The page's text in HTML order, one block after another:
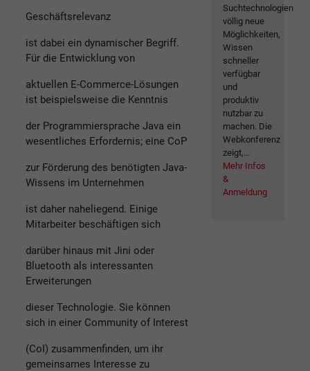
Geschäftsrelevanz
ist dabei ein dynamischer Begriff.
Für die Entwicklung von
aktuellen E-Commerce-Lösungen
ist beispielsweise die Kenntnis
der Programmiersprache Java ein
wesentliches Erfordernis; eine CoP
zur Förderung des benötigten Java-
Wissens im Unternehmen
ist daher naheliegend. Einige
Mitarbeiter beschäftigen sich
darüber hinaus mit Jini oder
Bluetooth als interessanten
Erweiterungen
dieser Technologie. Sie können
sich in einer Community of Interest
(CoI) zusammenfinden, um ihr
gemeinsames Interesse zu
Suchtechnologien
völlig neue
Möglichkeiten,
Wissen
schneller
verfügbar
und
produktiv
nutzbar zu
machen. Die
Webkonferenz
zeigt,...
Mehr Infos
&
Anmeldung